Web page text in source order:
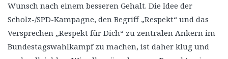
Wunsch nach einem besseren Gehalt. Die Idee der
Scholz-/SPD-Kampagne, den Begriff „Respekt“ und das
Versprechen „Respekt für Dich“ zu zentralen Ankern im
Bundestagswahlkampf zu machen, ist daher klug und